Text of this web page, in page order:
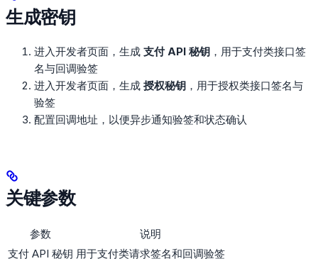
生成密钥
进入开发者页面，生成 支付 API 秘钥 ，用于支付类接口签
名与回调验签
进入开发者页面，生成 授权秘钥 ，用于授权类接口签名与
验签
配置回调地址，以便异步通知验签和状态确认
关键参数
参数
说明
支付 API 秘钥 用于支付类请求签名和回调验签